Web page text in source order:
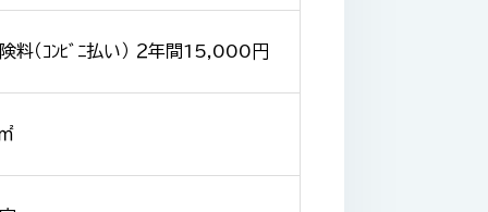
料（ｺﾝﾋﾞﾆ払い） ２年間15,000円